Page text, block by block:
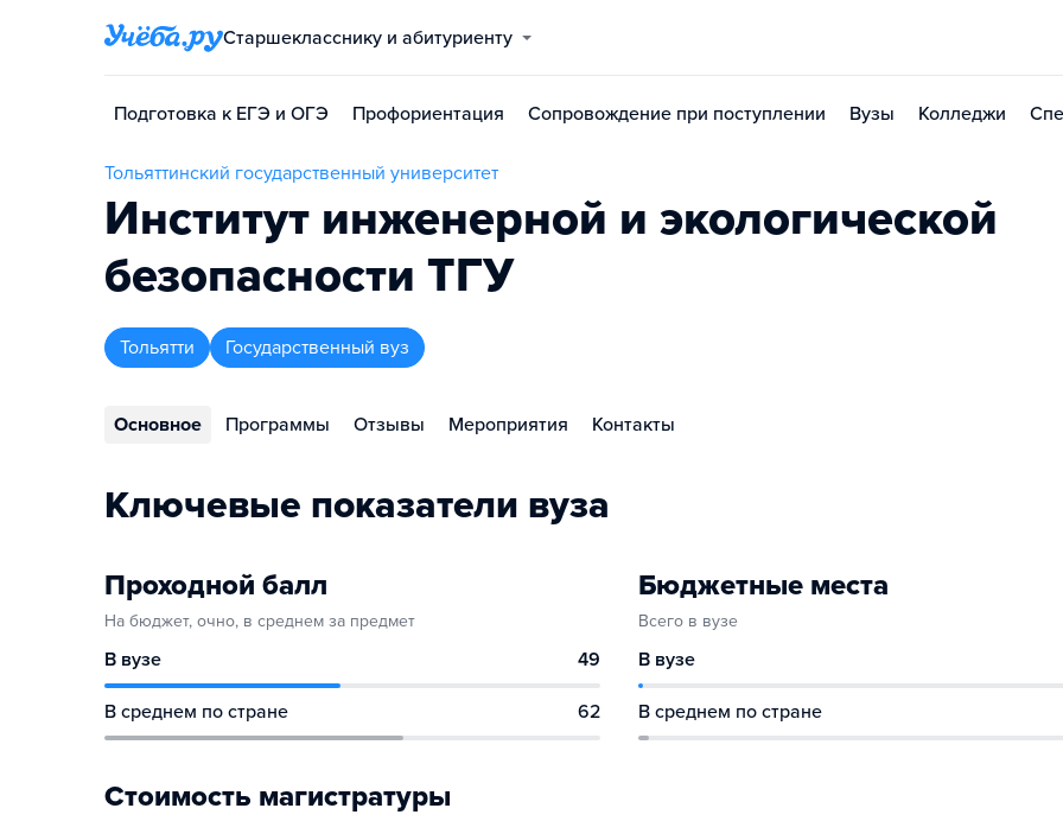
Старшекласснику и абитуриенту
Подготовка к ЕГЭ и ОГЭ Профориентация Сопровождение при поступлении Вузы Колледжи
Тольяттинский государственный университет
Институт инженерной и экологической
безопасности ТГУ
Тольятти Государственный вуз
Основное Программы Отзывы Мероприятия Контакты
Ключевые показатели вуза
Проходной балл
На бюджет, очно, в среднем за предмет
В вузе 49
В среднем по стране 62
Бюджетные места
Всего в вузе
В вузе
В среднем по стране
Стоимость магистратуры